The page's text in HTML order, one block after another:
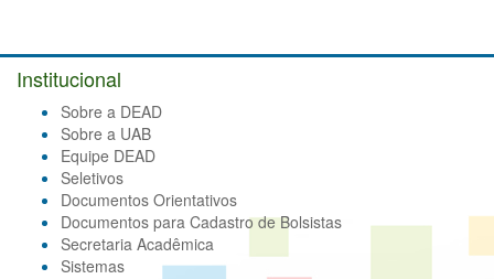
Institucional
Sobre a DEAD
Sobre a UAB
Equipe DEAD
Seletivos
Documentos Orientativos
Documentos para Cadastro de Bolsistas
Secretaria Acadêmica
Sistemas